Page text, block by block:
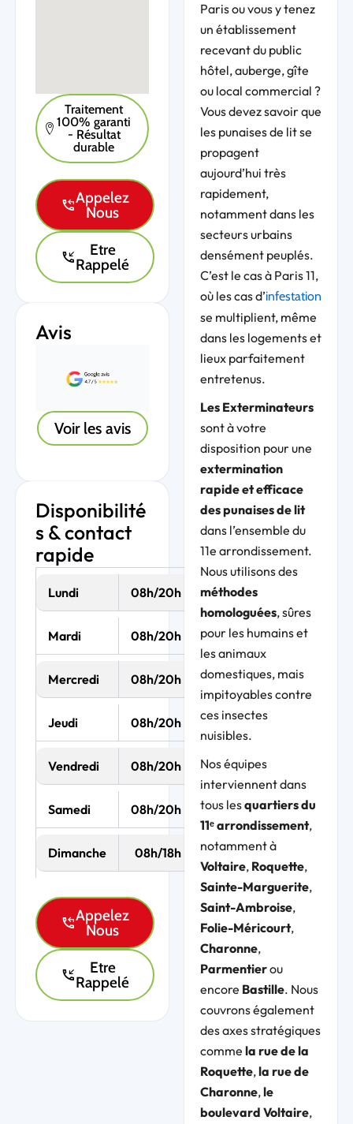
Traitement
100% garanti
- Résultat
durable
Appelez
Nous
Etre
Rappelé
Avis
Voir les avis
Disponibilité
s & contact
rapide
Lundi 08h/20h
Mardi 08h/20h
Mercredi 08h/20h
Jeudi 08h/20h
Vendredi 08h/20h
Samedi 08h/20h
Dimanche 08h/18h
Appelez
Nous
Etre
Rappelé
Paris ou vous y tenez
un établissement
recevant du public
hôtel, auberge, gîte
ou local commercial ?
Vous devez savoir que
les punaises de lit se
propagent
aujourd’hui très
rapidement,
notamment dans les
secteurs urbains
densément peuplés.
C’est le cas à Paris 11,
où les cas d’infestation
se multiplient, même
dans les logements et
lieux parfaitement
entretenus.
Les Exterminateurs
sont à votre
disposition pour une
extermination
rapide et efficace
des punaises de lit
dans l’ensemble du
11e arrondissement.
Nous utilisons des
méthodes
homologuées, sûres
pour les humains et
les animaux
domestiques, mais
impitoyables contre
ces insectes
nuisibles.
Nos équipes
interviennent dans
tous lesquartiers du
11ᵉ arrondissement,
notamment à
Voltaire, Roquette,
Sainte-Marguerite,
Saint-Ambroise,
Folie-Méricourt,
Charonne,
Parmentierou
encore Bastille. Nous
couvrons également
des axes stratégiques
comme la rue de la
Roquette,la rue de
Charonne,le
boulevard Voltaire,